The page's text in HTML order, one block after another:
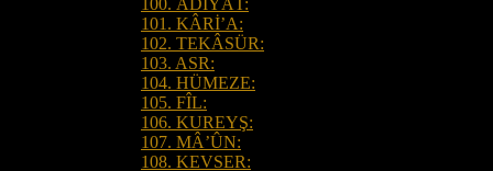
101. KÂRİ’A:
102. TEKÂSÜR:
103. ASR:
104. HÜMEZE:
105. FÎL:
106. KUREYŞ:
107. MÂ’ÛN:
108. KEVSER: